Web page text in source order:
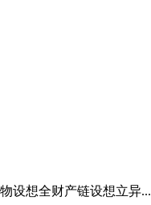
设想全财产链设想立异...